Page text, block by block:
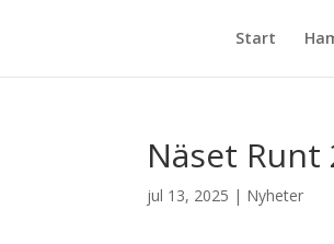
Start
Näset Runt
jul 13, 2025 | Nyheter